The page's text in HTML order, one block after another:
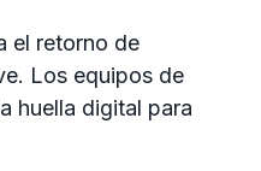
el retorno de
Los equipos de
huella digital para